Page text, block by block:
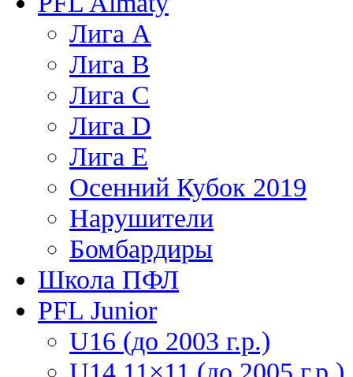
Лига A
Лига В
Лига С
Лига D
Лига Е
Осенний Кубок 2019
Нарушители
Бомбардиры
Школа ПФЛ
PFL Junior
U16 (до 2003 г.р.)